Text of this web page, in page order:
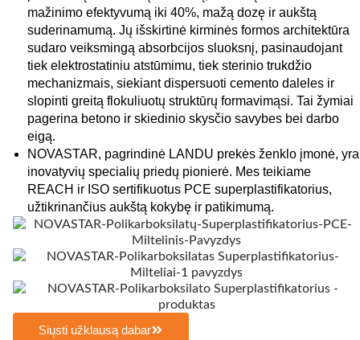
mažinimo efektyvumą iki 40%, mažą dozę ir aukštą
suderinamumą. Jų išskirtinė kirminės formos architektūra
sudaro veiksmingą absorbcijos sluoksnį, pasinaudojant
tiek elektrostatiniu atstūmimu, tiek sterinio trukdžio
mechanizmais, siekiant dispersuoti cemento daleles ir
slopinti greitą flokuliuotų struktūrų formavimąsi. Tai žymiai
pagerina betono ir skiedinio skysčio savybes bei darbo
eigą.
NOVASTAR, pagrindinė LANDU prekės ženklo įmonė, yra
inovatyvių specialių priedų pionierė. Mes teikiame
REACH ir ISO sertifikuotus PCE superplastifikatorius,
užtikrinančius aukštą kokybę ir patikimumą.
Siųsti užklausą dabar